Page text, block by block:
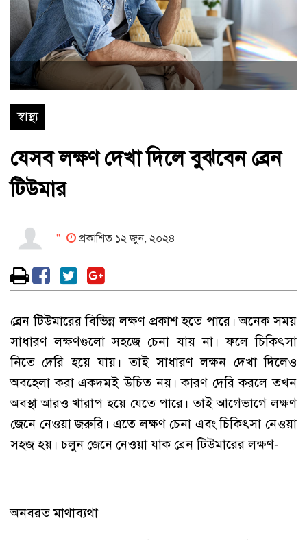
স্বাস্থ্য
যেসব লক্ষণ দেখা দিলে বুঝবেন ব্রেন
টিউমার
'' প্রকাশিত ১২ জুন, ২০২৪
ব্রেন টিউমারের বিভিন্ন লক্ষণ প্রকাশ হতে পারে। অনেক সময়
সাধারণ লক্ষণগুলো সহজে চেনা যায় না। ফলে চিকিৎসা
নিতে দেরি হয়ে যায়। তাই সাধারণ লক্ষন দেখা দিলেও
অবহেলা করা একদমই উচিত নয়। কারণ দেরি করলে তখন
অবস্থা আরও খারাপ হয়ে যেতে পারে। তাই আগেভাগে লক্ষণ
জেনে নেওয়া জরুরি। এতে লক্ষণ চেনা এবং চিকিৎসা নেওয়া
সহজ হয়। চলুন জেনে নেওয়া যাক ব্রেন টিউমারের লক্ষণ-
অনবরত মাথাব্যথা